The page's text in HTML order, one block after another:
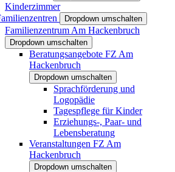
Kinderzimmer
Dropdown umschalten
Familienzentrum Am Hackenbruch
Dropdown umschalten
Beratungsangebote FZ Am
Hackenbruch
Dropdown umschalten
Sprachförderung und
Logopädie
Tagespflege für Kinder
Erziehungs-, Paar- und
Lebensberatung
Veranstaltungen FZ Am
Hackenbruch
Dropdown umschalten